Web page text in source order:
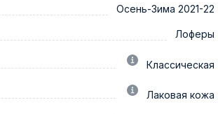
Осень-Зима 2021-22
Лоферы
Классическая
Лаковая кожа